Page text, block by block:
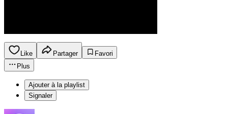
Like Partager
Favori
Plus
Ajouter à la playlist
Signaler